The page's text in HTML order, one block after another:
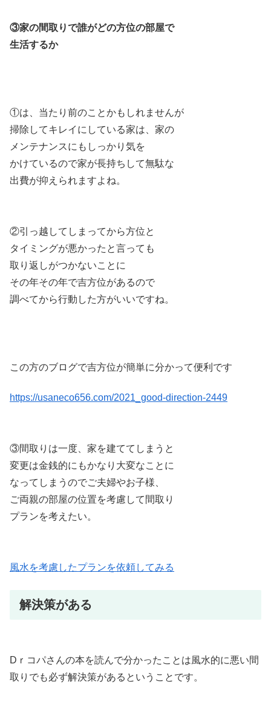
③家の間取りで誰がどの方位の部屋で
生活するか
①は、当たり前のことかもしれませんが
掃除してキレイにしている家は、家の
メンテナンスにもしっかり気を
かけているので家が長持ちして無駄な
出費が抑えられますよね。
②引っ越してしまってから方位と
タイミングが悪かったと言っても
取り返しがつかないことに
その年その年で吉方位があるので
調べてから行動した方がいいですね。
この方のブログで吉方位が簡単に分かって便利です
https://usaneco656.com/2021_good-direction-2449
③間取りは一度、家を建ててしまうと
変更は金銭的にもかなり大変なことに
なってしまうのでご夫婦やお子様、
ご両親の部屋の位置を考慮して間取り
プランを考えたい。
風水を考慮したプランを依頼してみる
解決策がある
Dｒコパさんの本を読んで分かったことは風水的に悪い間
取りでも必ず解決策があるということです。